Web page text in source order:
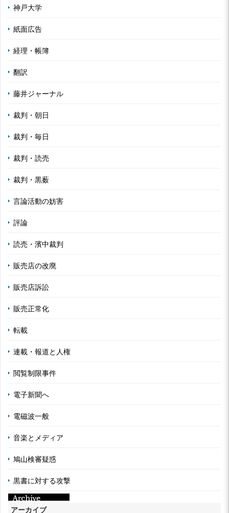
神戸大学
紙面広告
経理・帳簿
翻訳
藤井ジャーナル
裁判・朝日
裁判・毎日
裁判・読売
裁判・黒薮
言論活動の妨害
評論
読売・濱中裁判
販売店の改廃
販売店訴訟
販売正常化
転載
連載・報道と人権
閲覧制限事件
電子新聞へ
電磁波一般
音楽とメディア
鳩山検審疑惑
黒書に対する攻撃
アーカイブ